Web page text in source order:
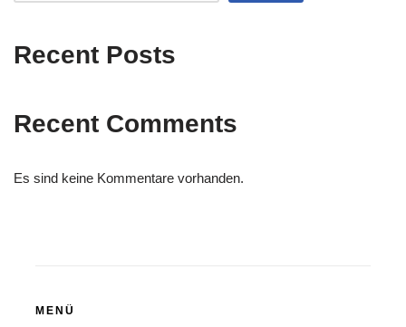
Recent Posts
Recent Comments
Es sind keine Kommentare vorhanden.
MENÜ